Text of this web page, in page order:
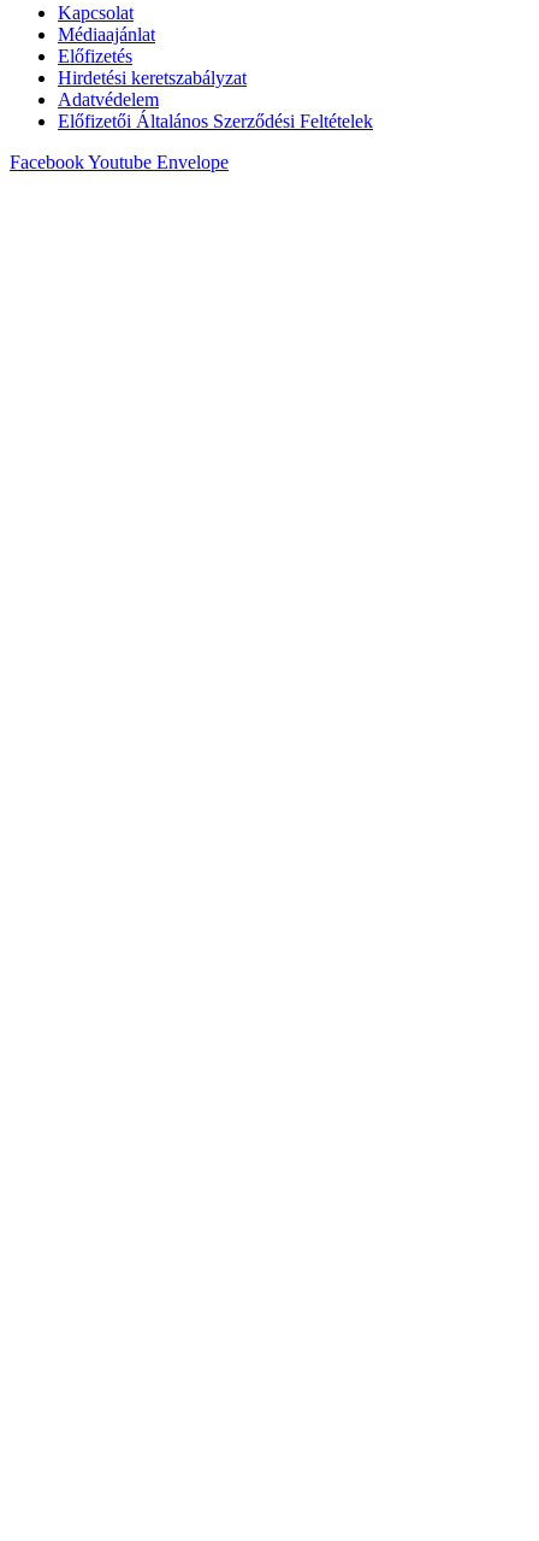
Kapcsolat
Médiaajánlat
Előfizetés
Hirdetési keretszabályzat
Adatvédelem
Előfizetői Általános Szerződési Feltételek
FacebookYoutube Envelope